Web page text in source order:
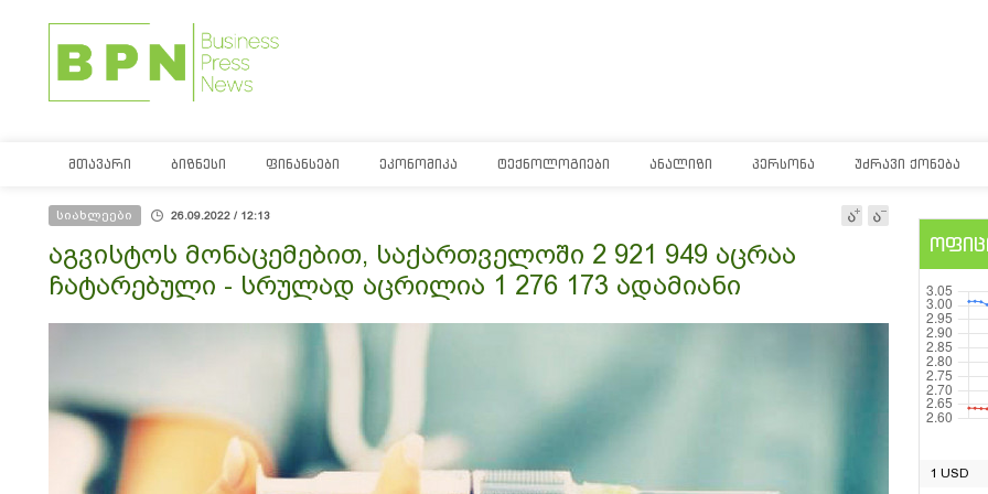
ᲛᲗᲐᲕᲐᲠᲘ ᲑᲘᲖᲜᲔᲡᲘ ᲤᲘᲜᲐᲜᲡᲔᲑᲘ ᲔᲙᲝᲜᲝᲛᲘᲙᲐ ᲢᲔᲥᲜᲝᲚᲝᲒᲘᲔᲑᲘ ᲐᲜᲐᲚᲘᲖᲘ ᲞᲔᲠᲡᲝᲜᲐ ᲣᲫᲠᲐᲕᲘ ᲥᲝᲜᲔᲑᲐ
სიახლეები 26.09.2022 / 12:13
აგვისტოს მონაცემებით, საქართველოში 2 921 949 აცრაა
ჩატარებული - სრულად აცრილია 1 276 173 ადამიანი
1 USD